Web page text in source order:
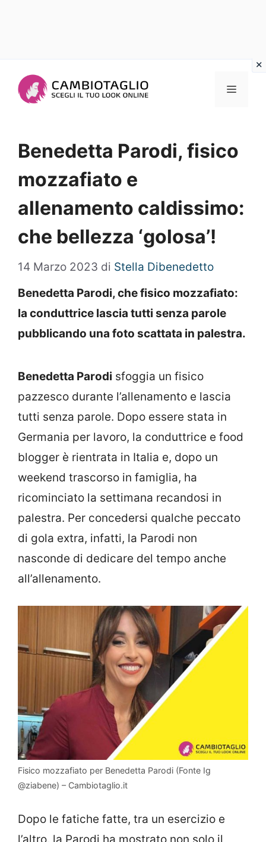
Menu
Benedetta Parodi, fisico
mozzafiato e
allenamento caldissimo:
che bellezza ‘golosa’!
14 Marzo 2023 di Stella Dibenedetto
Benedetta Parodi, che fisico mozzafiato:
la conduttrice lascia tutti senza parole
pubblicando una foto scattata in palestra.
Benedetta Parodi sfoggia un fisico
pazzesco durante l’allenamento e lascia
tutti senza parole. Dopo essere stata in
Germania per lavoro, la conduttrice e food
blogger è rientrata in Italia e, dopo un
weekend trascorso in famiglia, ha
ricominciato la settimana recandosi in
palestra. Per concedersi qualche peccato
di gola extra, infatti, la Parodi non
nasconde di dedicare del tempo anche
all’allenamento.
Fisico mozzafiato per Benedetta Parodi (Fonte Ig
@ziabene) – Cambiotaglio.it
Dopo le fatiche fatte, tra un esercizio e